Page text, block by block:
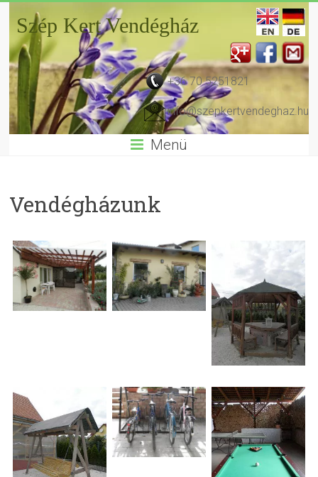
Szép Kert Vendégház
+36 70 5251821
info@szepkertvendeghaz.hu
Menü
Vendégházunk